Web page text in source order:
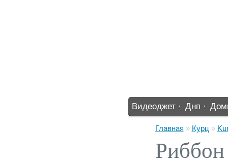
Видеоджет · Днп ·
Главная » Курц »